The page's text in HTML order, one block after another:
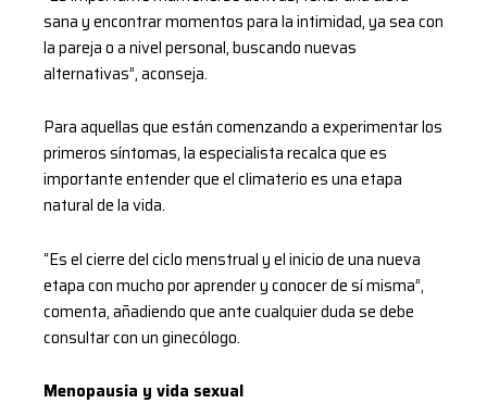
sana y encontrar momentos para la intimidad, ya sea con
la pareja o a nivel personal, buscando nuevas
alternativas”, aconseja.
Para aquellas que están comenzando a experimentar los
primeros síntomas, la especialista recalca que es
importante entender que el climaterio es una etapa
natural de la vida.
“Es el cierre del ciclo menstrual y el inicio de una nueva
etapa con mucho por aprender y conocer de sí misma”,
comenta, añadiendo que ante cualquier duda se debe
consultar con un ginecólogo.
Menopausia y vida sexual